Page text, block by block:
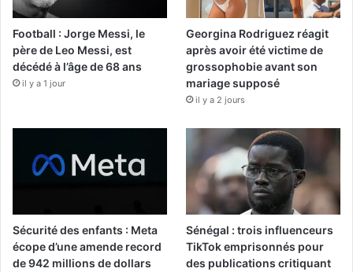
Football : Jorge Messi, le
père de Leo Messi, est
décédé à l’âge de 68 ans
il y a 1 jour
Georgina Rodriguez réagit
après avoir été victime de
grossophobie avant son
mariage supposé
il y a 2 jours
Sécurité des enfants : Meta
écope d’une amende record
de 942 millions de dollars
Sénégal : trois influenceurs
TikTok emprisonnés pour
des publications critiquant